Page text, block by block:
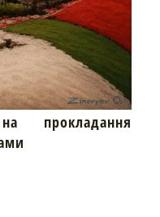
прокладання